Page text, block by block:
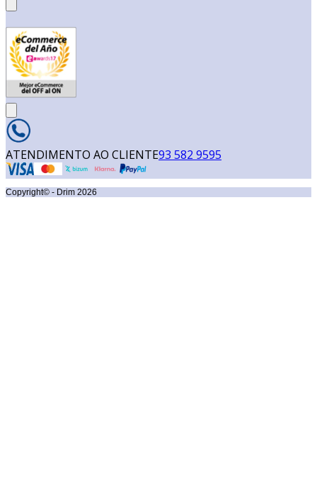
ATENDIMENTO AO CLIENTE93 582 9595
Copyright© - Drim 2026